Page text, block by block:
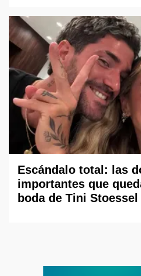
Escándalo total: las
importantes que
boda de Tini